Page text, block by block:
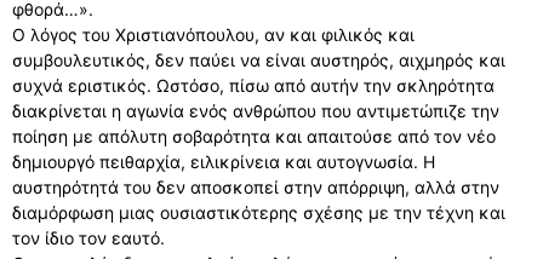
φθορά…».
Ο λόγος του Χριστιανόπουλου, αν και φιλικός και
συμβουλευτικός, δεν παύει να είναι αυστηρός, αιχμηρός και
συχνά εριστικός. Ωστόσο, πίσω από αυτήν την σκληρότητα
διακρίνεται η αγωνία ενός ανθρώπου που αντιμετώπιζε την
ποίηση με απόλυτη σοβαρότητα και απαιτούσε από τον νέο
δημιουργό πειθαρχία, ειλικρίνεια και αυτογνωσία. Η
αυστηρότητά του δεν αποσκοπεί στην απόρριψη, αλλά στην
διαμόρφωση μιας ουσιαστικότερης σχέσης με την τέχνη και
τον ίδιο τον εαυτό.